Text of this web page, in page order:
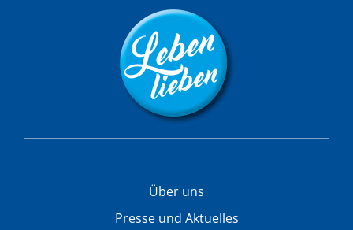
Über uns
Presse und Aktuelles